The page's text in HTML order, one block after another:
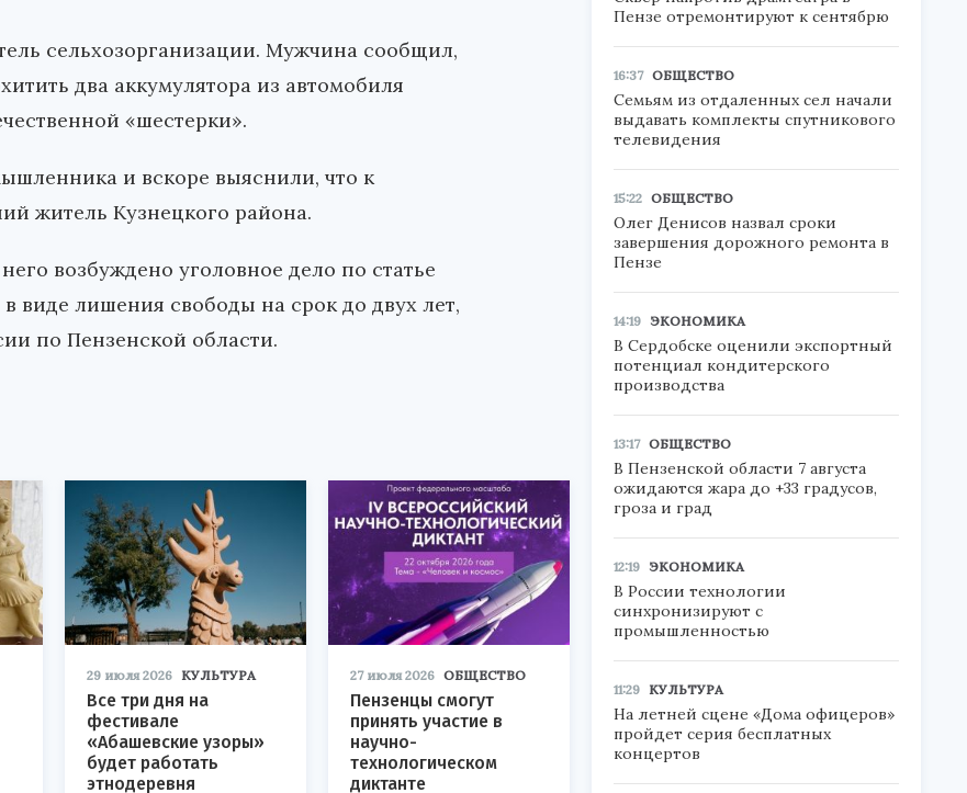
сельхозорганизации. Мужчина сообщил,
два аккумулятора из автомобиля
«шестерки».
и вскоре выяснили, что к
житель Кузнецкого района.
возбуждено уголовное дело по статье
виде лишения свободы на срок до двух лет,
по Пензенской области.
29 июля 2026 КУЛЬТУРА
Все три дня на
фестивале
«Абашевские узоры»
будет работать
этнодеревня
27 июля 2026 ОБЩЕСТВО
Пензенцы смогут
принять участие в
научно-
технологическом
диктанте
Пензе отремонтируют к сентябрю
16:37 ОБЩЕСТВО
Семьям из отдаленных сел начали
выдавать комплекты спутникового
телевидения
15:22 ОБЩЕСТВО
Олег Денисов назвал сроки
завершения дорожного ремонта в
Пензе
14:19 ЭКОНОМИКА
В Сердобске оценили экспортный
потенциал кондитерского
производства
13:17 ОБЩЕСТВО
В Пензенской области 7 августа
ожидаются жара до +33 градусов,
гроза и град
12:19 ЭКОНОМИКА
В России технологии
синхронизируют с
промышленностью
11:29 КУЛЬТУРА
На летней сцене «Дома офицеров»
пройдет серия бесплатных
концертов